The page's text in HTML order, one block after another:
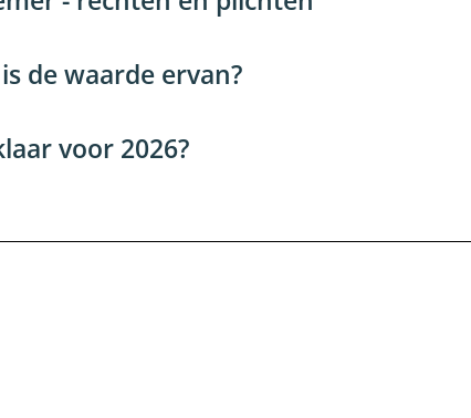
de waarde ervan?
voor 2026?